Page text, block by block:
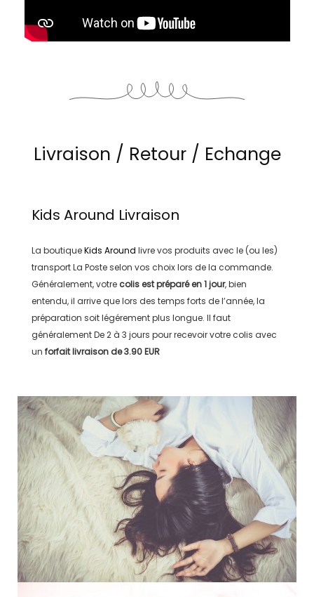
Livraison / Retour / Echange
Kids Around Livraison
La boutiqueKids Around livre vos produits avec le (ou les)
transportLa Posteselon vos choix lors de la commande.
Généralement, votre colis est préparé en1 jour, bien
entendu, il arrive que lors des temps forts de l’année, la
préparation soit légérement plus longue. Il faut
généralementDe 2 à 3 jours pour recevoir votre colis avec
un forfait livraison de3.90 EUR